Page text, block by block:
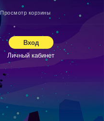
Просмотр корзины
Вход
Личный кабинет